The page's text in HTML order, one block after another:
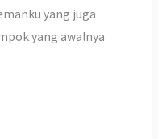
yang juga
yang awalnya